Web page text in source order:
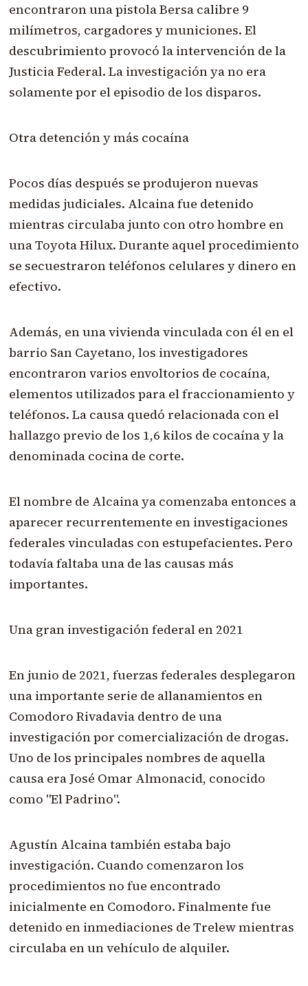
encontraron una pistola Bersa calibre 9
milímetros, cargadores y municiones. El
descubrimiento provocó la intervención de la
Justicia Federal. La investigación ya no era
solamente por el episodio de los disparos.
Otra detención y más cocaína
Pocos días después se produjeron nuevas
medidas judiciales. Alcaina fue detenido
mientras circulaba junto con otro hombre en
una Toyota Hilux. Durante aquel procedimiento
se secuestraron teléfonos celulares y dinero en
efectivo.
Además, en una vivienda vinculada con él en el
barrio San Cayetano, los investigadores
encontraron varios envoltorios de cocaína,
elementos utilizados para el fraccionamiento y
teléfonos. La causa quedó relacionada con el
hallazgo previo de los 1,6 kilos de cocaína y la
denominada cocina de corte.
El nombre de Alcaina ya comenzaba entonces a
aparecer recurrentemente en investigaciones
federales vinculadas con estupefacientes. Pero
todavía faltaba una de las causas más
importantes.
Una gran investigación federal en 2021
En junio de 2021, fuerzas federales desplegaron
una importante serie de allanamientos en
Comodoro Rivadavia dentro de una
investigación por comercialización de drogas.
Uno de los principales nombres de aquella
causa era José Omar Almonacid, conocido
como "El Padrino".
Agustín Alcaina también estaba bajo
investigación. Cuando comenzaron los
procedimientos no fue encontrado
inicialmente en Comodoro. Finalmente fue
detenido en inmediaciones de Trelew mientras
circulaba en un vehículo de alquiler.